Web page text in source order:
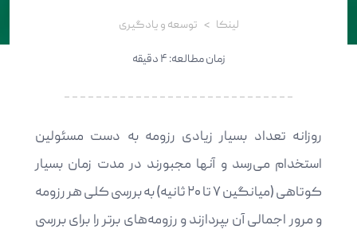
لینکا توسعه و یادگیری
زمان مطالعه: ۴ دقیقه
روزانه تعداد بسیار زیادی رزومه به دست مسئولین
استخدام می‌رسد و آنها مجبورند در مدت زمان بسیار
کوتاهی (میانگین ۷ تا ۲۰ ثانیه) به بررسی کلی هر رزومه
و مرور اجمالی آن بپردازند و رزومه‌های برتر را برای بررسی